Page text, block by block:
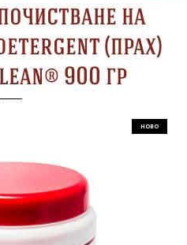
на
(прах)
900 гр
НОВО